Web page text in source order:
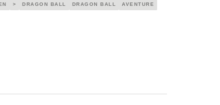
> DRAGON BALL DRAGON BALL AVENTURE